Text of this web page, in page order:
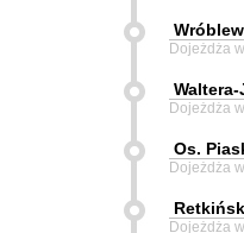
Dojeżdża
Dojeżdża
Os.
Dojeżdża
Dojeżdża